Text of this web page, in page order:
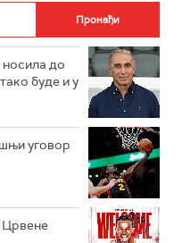
до
буде и у
уговор
Црвене